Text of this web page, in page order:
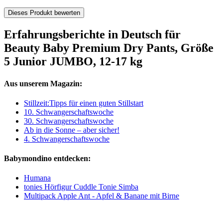
Dieses Produkt bewerten
Erfahrungsberichte in Deutsch für
Beauty Baby Premium Dry Pants, Größe
5 Junior JUMBO, 12-17 kg
Aus unserem Magazin:
Stillzeit:Tipps für einen guten Stillstart
10. Schwangerschaftswoche
30. Schwangerschaftswoche
Ab in die Sonne – aber sicher!
4. Schwangerschaftswoche
Babymondino entdecken:
Humana
tonies Hörfigur Cuddle Tonie Simba
Multipack Apple Ant - Apfel & Banane mit Birne